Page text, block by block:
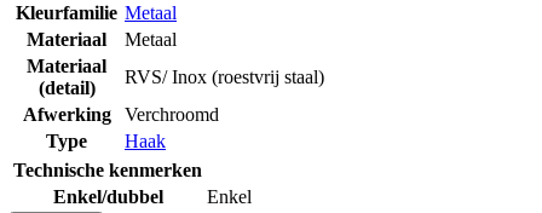
Kleurfamilie Metaal
Materiaal
Metaal
Materiaal
(detail)
RVS/ Inox (roestvrij staal)
Afwerking
Verchroomd
Type
Haak
Technische kenmerken
Enkel/dubbel
Enkel